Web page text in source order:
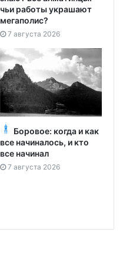
чьи работы украшают
мегаполис?
7 августа 2026
Боровое: когда и как
все начиналось, и кто
все начинал
7 августа 2026